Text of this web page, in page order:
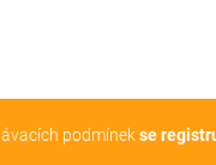
podmínekse